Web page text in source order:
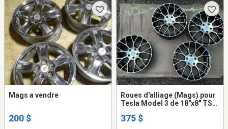
Mags a vendre
200 $
Roues d'alliage (Mags) pour
Tesla Model 3 de 18"x8" TSW
375 $